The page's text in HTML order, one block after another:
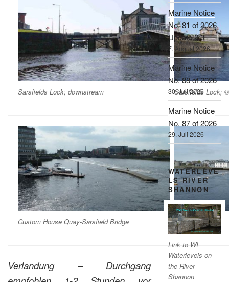
Sarsfields Lock; downstream Sarsfields Lock;
Custom House Quay-Sarsfield Bridge Arthurs-Quay
Verlandung – Durchgang
Marine Notice
No. 81 of 2026,
Update 2.0
7. August 2026
Marine Notice
No. 88 of 2026
30. Juli 2026
Marine Notice
No. 87 of 2026
29. Juli 2026
WATERLEVE
LS RIVER
SHANNON
Link to WI
Waterlevels on
the River
Shannon